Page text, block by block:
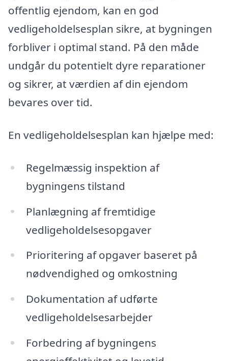
offentlig ejendom, kan en god
vedligeholdelsesplan sikre, at bygningen
forbliver i optimal stand. På den måde
undgår du potentielt dyre reparationer
og sikrer, at værdien af din ejendom
bevares over tid.
En vedligeholdelsesplan kan hjælpe med:
Regelmæssig inspektion af
bygningens tilstand
Planlægning af fremtidige
vedligeholdelsesopgaver
Prioritering af opgaver baseret på
nødvendighed og omkostning
Dokumentation af udførte
vedligeholdelsesarbejder
Forbedring af bygningens